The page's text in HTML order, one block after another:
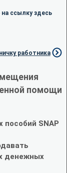
ссылку здесь
работника
помощи
SNAP
денежных